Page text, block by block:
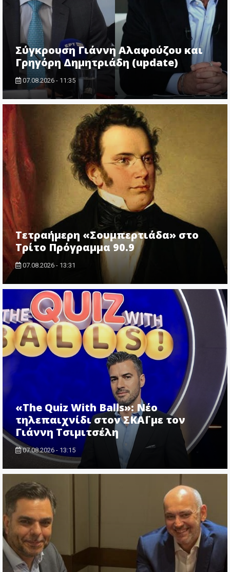
Σύγκρουση Γιάννη Αλαφούζου και
Γρηγόρη Δημητριάδη (update)
07.08.2026 - 11:35
Τετραήμερη «Σουμπερτιάδα» στο
Τρίτο Πρόγραμμα 90.9
07.08.2026 - 13:31
«The Quiz With Balls»: Νέο
τηλεπαιχνίδι στον ΣΚΑΪ με τον
Γιάννη Τσιμιτσέλη
07.08.2026 - 13:15